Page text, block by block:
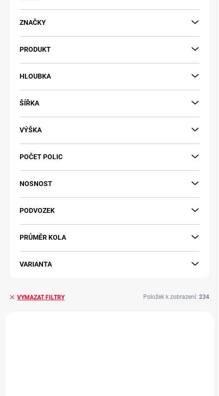
ZNAČKY
PRODUKT
HLOUBKA
ŠÍŘKA
VÝŠKA
POČET POLIC
NOSNOST
PODVOZEK
PRŮMĚR KOLA
VARIANTA
VYMAZAT FILTRY Položek k zobrazení: 234